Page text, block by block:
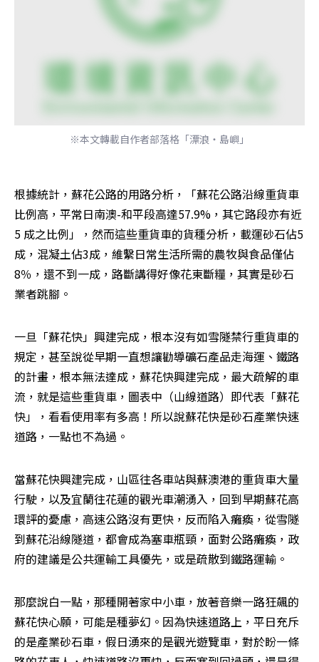
※本文轉載自作者部落格「漂浪‧島嶼」
根據統計，蘇花公路的用路分析，「蘇花公路沿線重貨車
比例高，平常日南澳-和平段高達57.9%，其它路段亦有近
5 成之比例」，然而這些重貨車的貨種分析，載運砂石佔5
成，混凝土佔3成，維繫日常生活所需的農牧與食品僅佔
8％，還不到一成，路斷講得好像花東斷糧，其實是砂石
業者跳腳。
一旦「蘇花快」興建完成，根本沒有如雪隧禁行重貨車的
規定，甚至說從早期一直想讓勸導礦石產品走海運、鐵路
的計畫，根本無法達成，蘇花快興建完成，最大疏解的車
流，就是這些重貨車，圖表中（山線道路）即代表「蘇花
快」，看看使用率有多高！所以說蘇花快是砂石產業快速
道路，一點也不為過。
當蘇花快興建完成，山區往各車站與蘇澳港的重貨車大量
行駛，以及宜蘭往花蓮的觀光車潮湧入，回到早期蘇花高
環評的憂慮，高速公路沒有更快，反而陷入癱瘓，從雪隧
到蘇花沿線隧道，都會成為塞車瓶頸，面對公路癱瘓，政
府的建議是公共運輸工具優先，或是疏散到鐵路運輸。
那麼說白一點，那種開著家中小車，放著音樂一路狂飆的
蘇花快心願，可能是種夢幻。因為快速道路上，平日充斥
的是產業砂石車，假日湧來的是觀光遊覽車，對於盼一條